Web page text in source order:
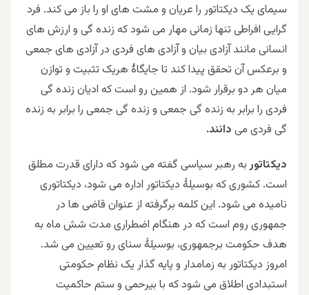
سیمای یک دیکتاتور را عریان و مشت های او را باز می کند. فرد
گرایی افراطی تنها زمانی مهار می شود که زنده گی و ارزش های
انسانی مانند آزادی بیان و آزادی های فردی در آزادی های جمعی
و برعکس آن تحقق پیدا کند تا جایگاۀ هریک تثبیت و توازن
میان هر دو برقرار شود. از همین رو است که ادیان زنده گی
فردی را برابر به زنده گی جمعی و زنده گی جمعی را برابر به زنده
گی فردی می دانند.
دیکتاتور به رهبر سیاسی گفته می شود که دارای قدرت مطلق
است. کشوری که بوسیلۀ دیکتاتور اداره می شود، دیکتاتوری
نامیده می شود. این کلمه برگرفته از عنوان قاضی ها در
جمهوری روم است که در هنگام اضطراری مدت شش ماه به
هدف حکومت برجمهوری، بوسیلۀ سنای رو تعیین می شد.
امروز دیکتاتور به زمامدار و پایه گذار یک نظام حکومتی
استبدادی اطلاق می شود که با بیرحمی و ستم حاکمیت